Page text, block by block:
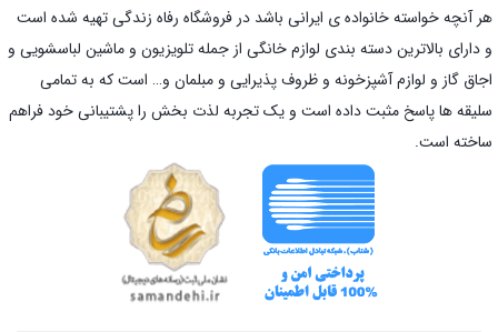
هر آنچه خواسته خانواده ی ایرانی باشد در فروشگاه رفاه زندگی تهیه شده است
و دارای بالاترین دسته بندی لوازم خانگی از جمله تلویزیون و ماشین لباسشویی و
اجاق گاز و لوازم آشپزخونه و ظروف پذیرایی و مبلمان و… است که به تمامی
سلیقه ها پاسخ مثبت داده است و یک تجربه لذت بخش را پشتیبانی خود فراهم
ساخته است.